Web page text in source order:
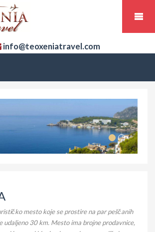
info@teoxeniatravel.com
mesto koje se prostire na par peščanih
udaljeno 30 km. Mesto ima brojne prodavnice,